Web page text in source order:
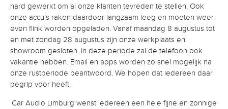
hard gewerkt om al onze klanten tevreden te stellen. Ook
onze accu’s raken daardoor langzaam leeg en moeten weer
even flink worden opgeladen. Vanaf maandag 8 augustus tot
en met zondag 28 augustus zijn onze werkplaats en
showroom gesloten. In deze periode zal de telefoon ook
vakantie hebben. Email en apps worden zo snel mogelijk na
onze rustperiode beantwoord. We hopen dat iedereen daar
begrip voor heeft.
Car Audio Limburg wenst iedereen een hele fijne en zonnige